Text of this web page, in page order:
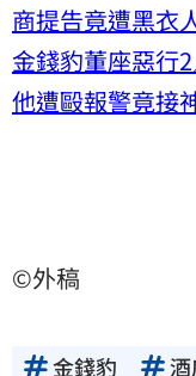
商提告竟遭黑衣
金錢豹董座惡行
他遭毆報警竟接
©外稿
金錢豹